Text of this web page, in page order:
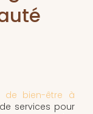
de bien-être à
services pour